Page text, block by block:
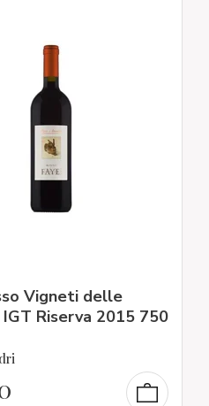
Vigneti delle
Riserva 2015 750